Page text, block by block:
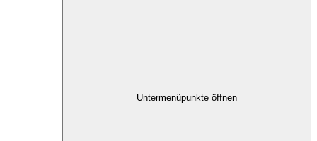
Untermenüpunkte öffnen